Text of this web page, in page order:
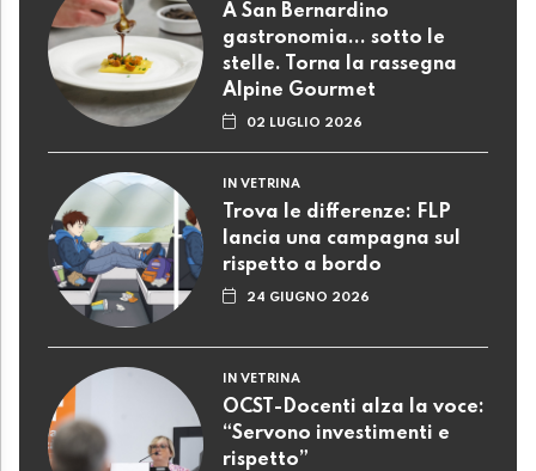
A San Bernardino
gastronomia... sotto le
stelle. Torna la rassegna
Alpine Gourmet
02 LUGLIO 2026
IN VETRINA
Trova le differenze: FLP
lancia una campagna sul
rispetto a bordo
24 GIUGNO 2026
IN VETRINA
OCST-Docenti alza la voce:
“Servono investimenti e
rispetto”